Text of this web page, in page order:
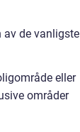
av de vanligste
eller
områder